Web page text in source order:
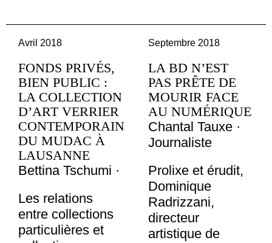
Avril 2018
FONDS PRIVÉS,
BIEN PUBLIC :
LA COLLECTION
D’ART VERRIER
CONTEMPORAIN
DU MUDAC À
LAUSANNE
Bettina Tschumi ·
Les relations
entre collections
particulières et
Septembre 2018
LA BD N’EST
PAS PRÊTE DE
MOURIR FACE
AU NUMÉRIQUE
Chantal Tauxe ·
Journaliste
Prolixe et érudit,
Dominique
Radrizzani,
directeur
artistique de